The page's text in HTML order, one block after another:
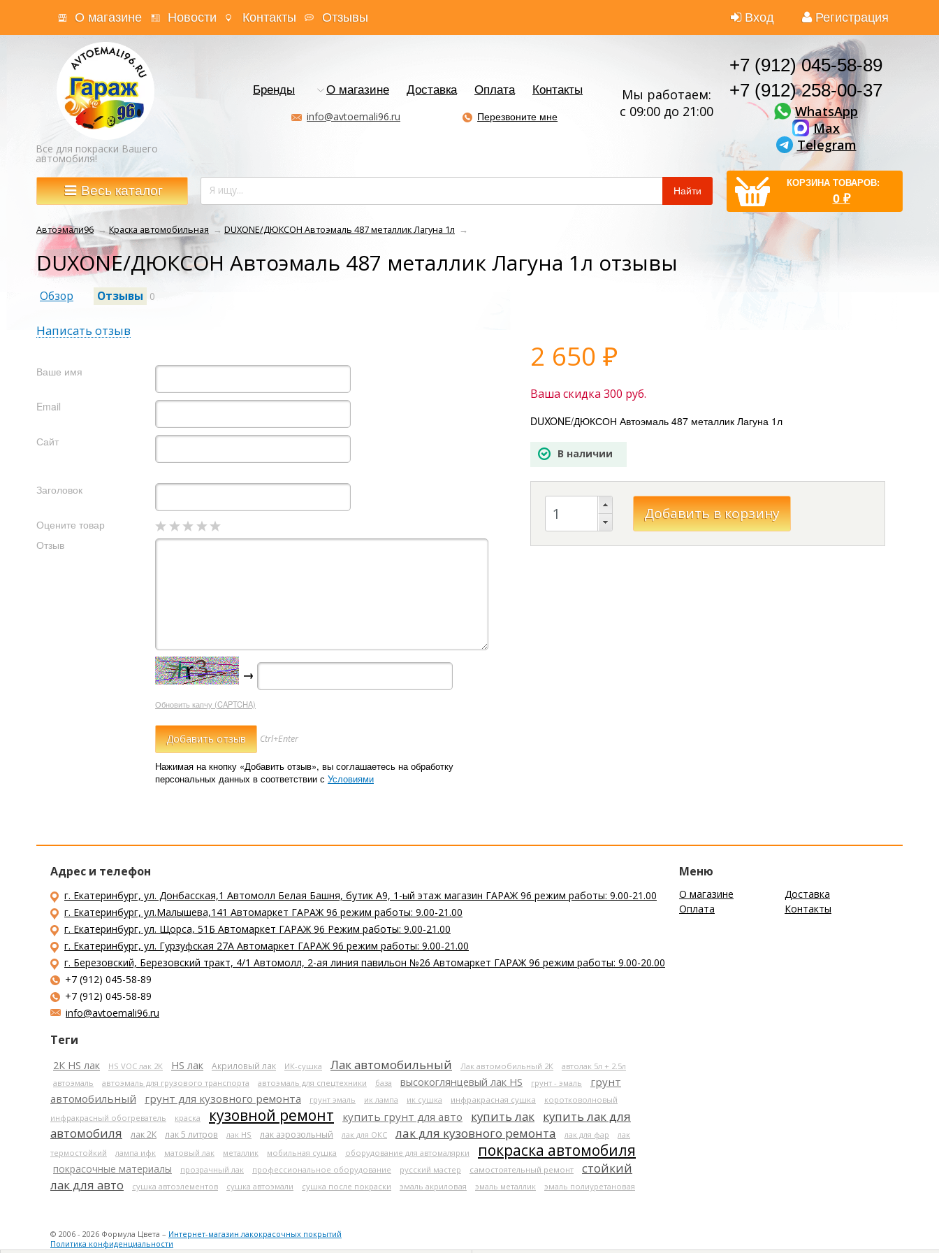
Вход Регистрация
О магазине Новости Контакты Отзывы
Все для покраски Вашего
автомобиля!
Бренды О магазине Доставка Оплата
Контакты
info@avtoemali96.ru
Перезвоните мне
Мы работаем:
с 09:00 до 21:00
+7 (912) 045-58-89
+7 (912) 258-00-37
WhatsApp
Max
Telegram
Весь каталог Найти
КОРЗИНА ТОВАРОВ:
0 ₽
Автоэмали96 →Краска автомобильная → DUXONE/ДЮКСОН Автоэмаль 487 металлик Лагуна 1л →
DUXONE/ДЮКСОН Автоэмаль 487 металлик Лагуна 1л отзывы
Обзор Отзывы 0
2 650 ₽
Ваша скидка 300 руб.
DUXONE/ДЮКСОН Автоэмаль 487 металлик Лагуна 1л
В наличии
Написать отзыв
Ваше имя
Email
Сайт
Заголовок
Оцените товар
Отзыв
→
Обновить капчу (CAPTCHA)
Ctrl+Enter
Нажимая на кнопку «Добавить отзыв», вы соглашаетесь на обработку
персональных данных в соответствии с Условиями
Адрес и телефон
г. Екатеринбург, ул. Донбасская,1 Автомолл Белая Башня, бутик А9, 1-ый этаж магазин ГАРАЖ 96 режим работы: 9.00-21.00
г. Екатеринбург, ул.Малышева,141 Автомаркет ГАРАЖ 96 режим работы: 9.00-21.00
г. Екатеринбург, ул. Щорса, 51Б Автомаркет ГАРАЖ 96 Режим работы: 9.00-21.00
г. Екатеринбург, ул. Гурзуфская 27А Автомаркет ГАРАЖ 96 режим работы: 9.00-21.00
г. Березовский, Березовский тракт, 4/1 Автомолл, 2-ая линия павильон №26 Автомаркет ГАРАЖ 96 режим работы: 9.00-20.00
+7 (912) 045-58-89
+7 (912) 045-58-89
info@avtoemali96.ru
Теги
2К HS лак HS VOC лак 2К HS лак Акриловый лак ИК-сушка Лак автомобильный Лак автомобильный 2К
автолак 5л + 2.5л
автоэмаль
автоэмаль для грузового транспорта автоэмаль для спецтехники база высокоглянцевый лак HS грунт - эмаль
грунт
автомобильный
грунт для кузовного ремонта грунт эмаль ик лампа ик сушка инфракрасная сушка
коротковолновый
инфракрасный обогреватель
краска кузовной ремонт купить грунт для авто купить лак купить лак для
автомобиля
лак 2К лак 5 литров лак HS лак аэрозольный лак для ОКС лак для кузовного ремонта лак для фар
лак
термостойкий
лампа ифк матовый лак металлик мобильная сушка оборудование для автомалярки покраска автомобиля
покрасочные материалы прозрачный лак профессиональное оборудование русский мастер самостоятельный ремонт
стойкий
лак для авто
сушка автоэлементов сушка автоэмали сушка после покраски эмаль акриловая эмаль металлик эмаль полиуретановая
Меню
О магазине
Доставка
Оплата
Контакты
© 2006 - 2026 Формула Цвета – Интернет-магазин лакокрасочных покрытий
Политика конфиденциальности